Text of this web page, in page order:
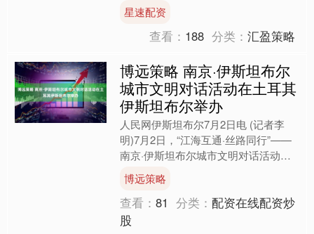
筑物完全倒塌，地震搜救仍在继续。 r
罗德里格斯表示，....
星速配资
查看： 188 分类：汇盈策略
博远策略 南京·伊斯坦布尔
城市文明对话活动在土耳其
伊斯坦布尔举办
人民网伊斯坦布尔7月2日电 (记者李
明)7月2日，“江海互通·丝路同行”——
南京·伊斯坦布尔城市文明对话活动在
土耳其伊斯坦布尔举办。中央精神文明
建设办公室专职副....
博远策略
查看：81 分类：配资在线配资炒
股